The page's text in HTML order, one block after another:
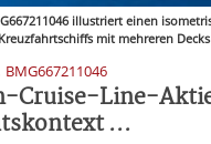
illustriert einen
mit mehreren
BMG667211046
Cruise-Line-
...